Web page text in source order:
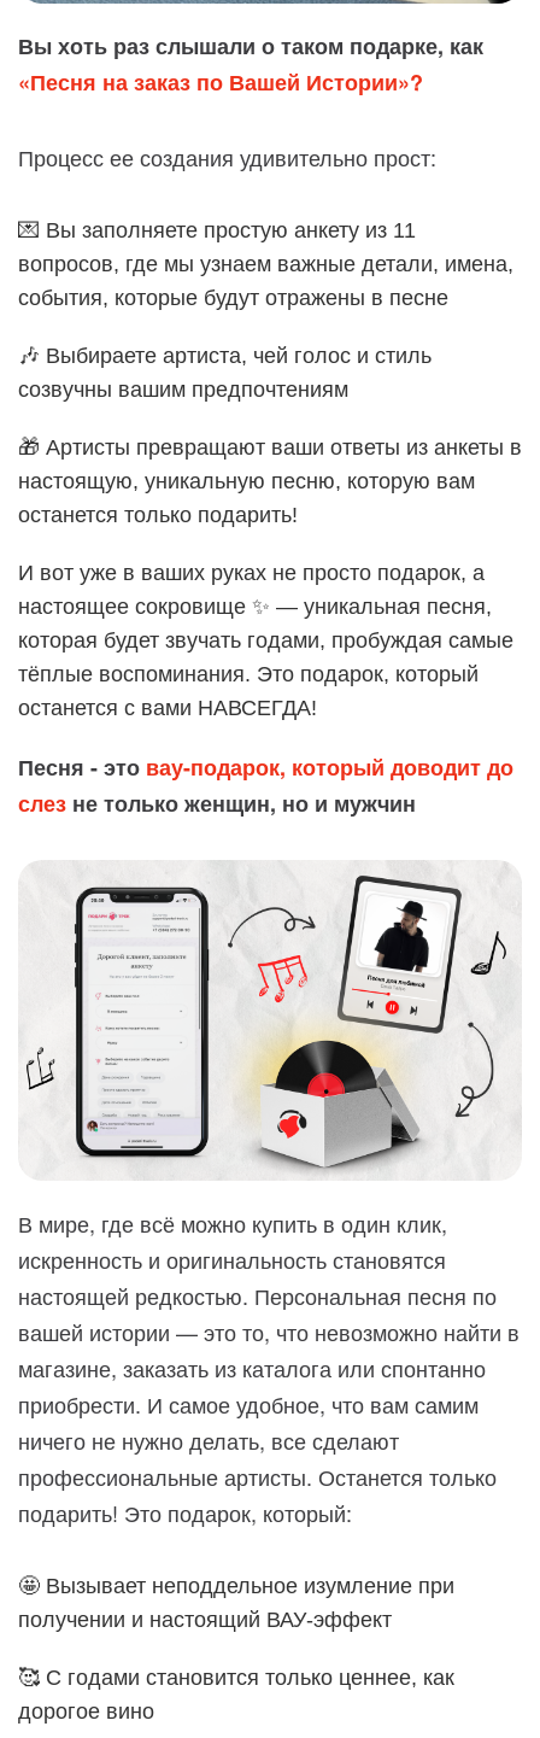
Вы хоть раз слышали о таком подарке, как
«Песня на заказ по Вашей Истории»?
Процесс ее создания удивительно прост:
💌 Вы заполняете простую анкету из 11
вопросов, где мы узнаем важные детали, имена,
события, которые будут отражены в песне
🎶 Выбираете артиста, чей голос и стиль
созвучны вашим предпочтениям
🎁 Артисты превращают ваши ответы из анкеты в
настоящую, уникальную песню, которую вам
останется только подарить!
И вот уже в ваших руках не просто подарок, а
настоящее сокровище ✨ — уникальная песня,
которая будет звучать годами, пробуждая самые
тёплые воспоминания. Это подарок, который
останется с вами НАВСЕГДА!
Песня - это вау-подарок, который доводит до
слез не только женщин, но и мужчин
В мире, где всё можно купить в один клик,
искренность и оригинальность становятся
настоящей редкостью. Персональная песня по
вашей истории — это то, что невозможно найти в
магазине, заказать из каталога или спонтанно
приобрести. И самое удобное, что вам самим
ничего не нужно делать, все сделают
профессиональные артисты. Останется только
подарить! Это подарок, который:
🤩 Вызывает неподдельное изумление при
получении и настоящий ВАУ-эффект
🥰 С годами становится только ценнее, как
дорогое вино